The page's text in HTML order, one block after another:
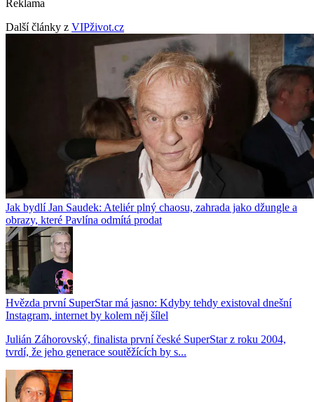
Reklama
Další články z VIPživot.cz
Jak bydlí Jan Saudek: Ateliér plný chaosu, zahrada jako džungle a
obrazy, které Pavlína odmítá prodat
Hvězda první SuperStar má jasno: Kdyby tehdy existoval dnešní
Instagram, internet by kolem něj šílel
Julián Záhorovský, finalista první české SuperStar z roku 2004,
tvrdí, že jeho generace soutěžících by s...